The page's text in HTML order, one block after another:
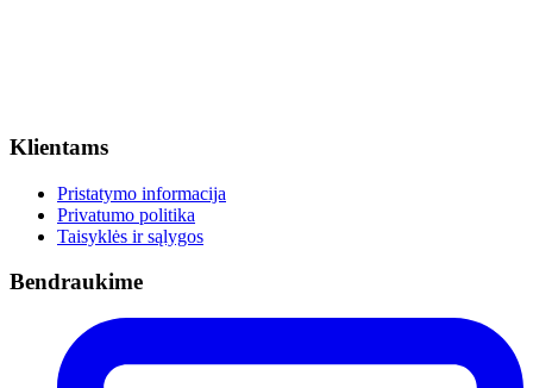
Klientams
Pristatymo informacija
Privatumo politika
Taisyklės ir sąlygos
Bendraukime